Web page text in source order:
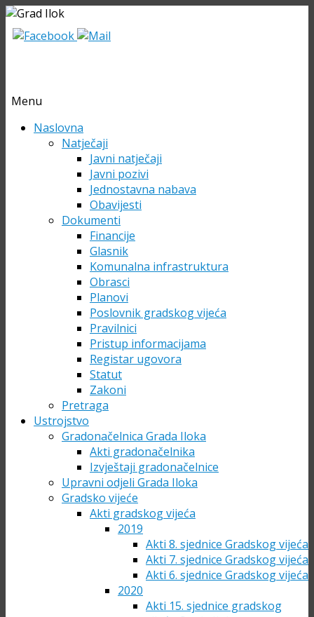
Menu
Skip Naslovna
Natječaji
Javni natječaji
Javni pozivi
Jednostavna nabava
Obavijesti
Dokumenti
Financije
Glasnik
Komunalna infrastruktura
Obrasci
Planovi
Poslovnik gradskog vijeća
Pravilnici
Pristup informacijama
Registar ugovora
Statut
Zakoni
Pretraga
Ustrojstvo
Gradonačelnica Grada Iloka
Akti gradonačelnika
Izvještaji gradonačelnice
Upravni odjeli Grada Iloka
Gradsko vijeće
Akti gradskog vijeća
2019
Akti 8. sjednice Gradskog vijeća
Akti 7. sjednice Gradskog vijeća
Akti 6. sjednice Gradskog vijeća
2020
Akti 15. sjednice gradskog